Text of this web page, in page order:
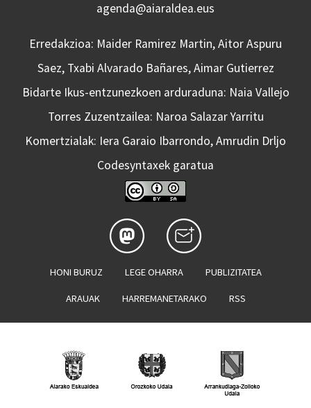
agenda@aiaraldea.eus
Erredakzioa: Maider Ramirez Martin, Aitor Aspuru
Saez, Txabi Alvarado Bañares, Aimar Gutierrez
Bidarte Ikus-entzunezkoen arduraduna: Naia Vallejo
Torres Zuzentzailea: Naroa Salazar Yarritu
Komertzialak: Iera Garaio Ibarrondo, Amrudin Drljo
Codesyntaxek garatua
HONI BURUZ LEGE OHARRA PUBLIZITATEA
ARAUAK HARREMANETARAKO RSS